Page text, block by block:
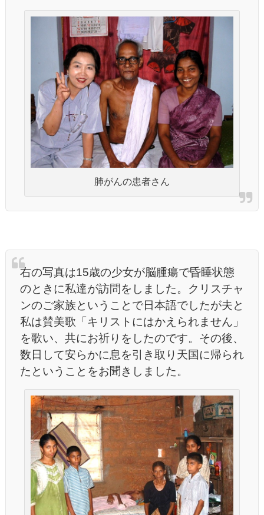
肺がんの患者さん
右の写真は15歳の少女が脳腫瘍で昏睡状態
のときに私達が訪問をしました。クリスチャ
ンのご家族ということで日本語でしたが夫と
私は賛美歌「キリストにはかえられません」
を歌い、共にお祈りをしたのです。その後、
数日して安らかに息を引き取り天国に帰られ
たということをお聞きしました。